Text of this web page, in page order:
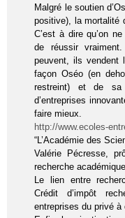
Malgré le soutien
positive), la mortalité
C’est à dire qu’on
de réussir
peuvent, ils vendent
façon Oséo (en
restreint) et de sa
d’entreprises
faire mieux.
http://www.ecoles-
“L’Académie des
Valérie Pécresse,
recherche
Le lien entre
Crédit d’impôt
entreprises du privé à